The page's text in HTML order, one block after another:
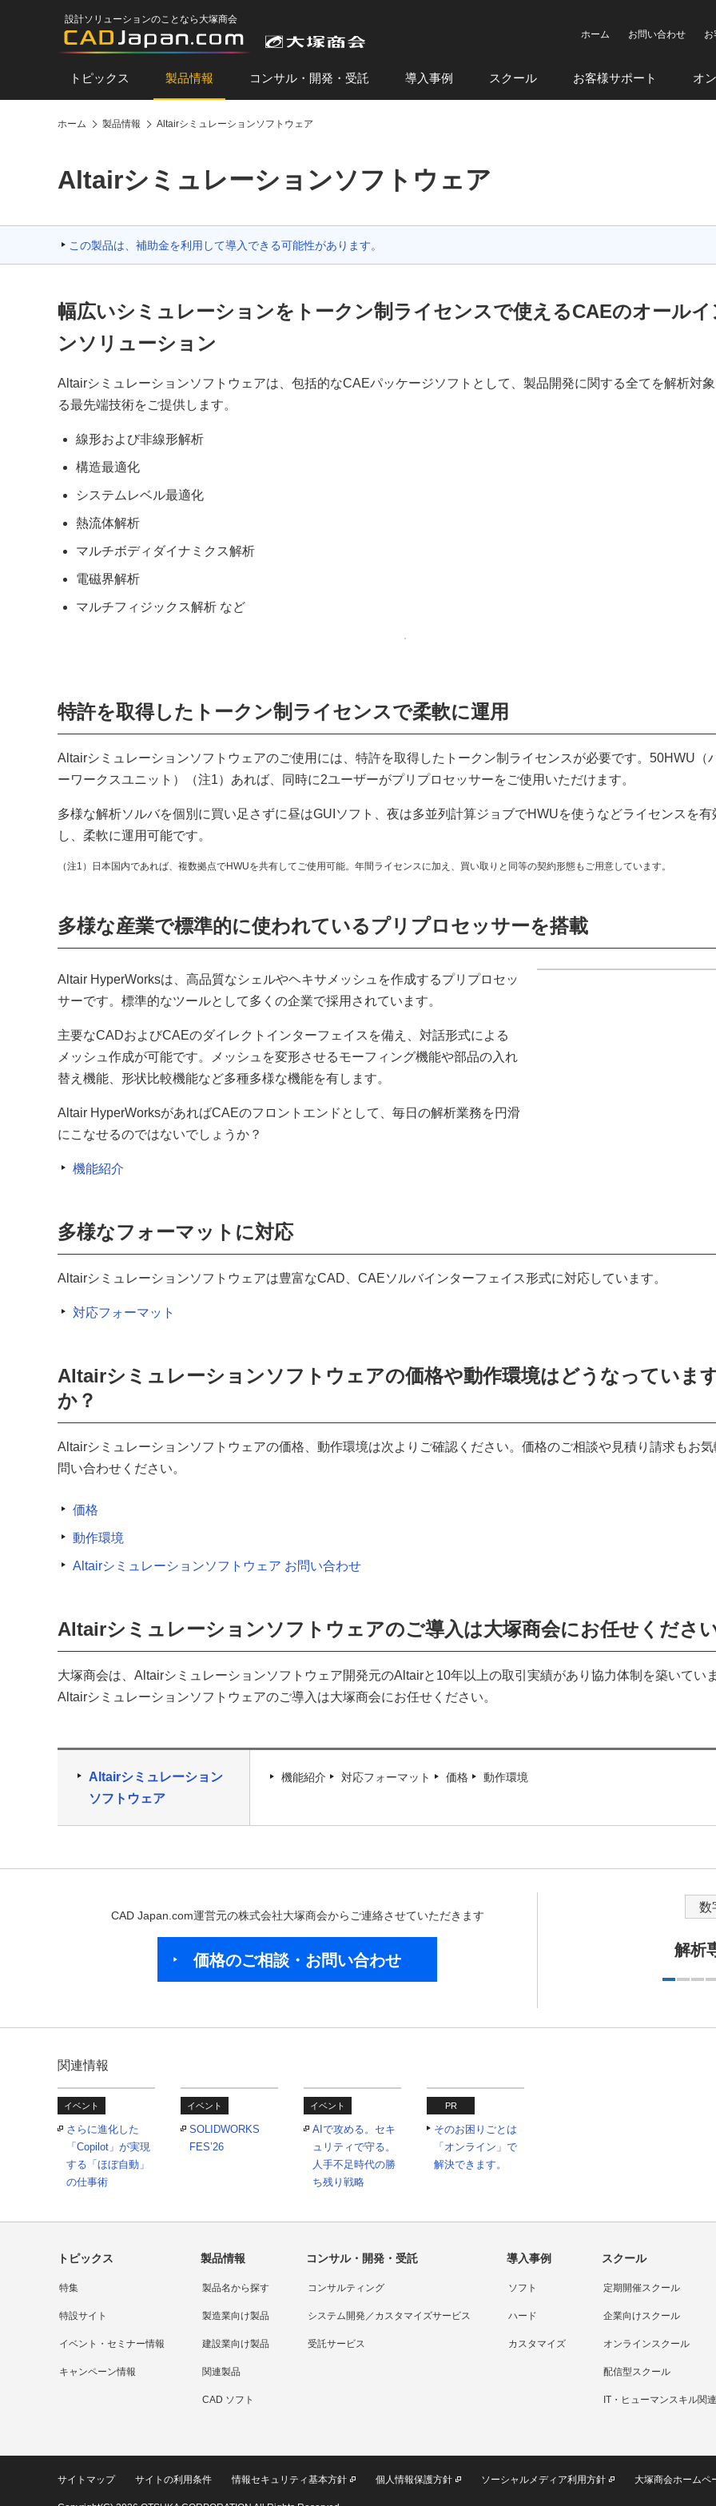
設計ソリューションのことなら大塚商会
ホーム
お問い合わせ お
トピックス 製品情報 コンサル・開発・受託 導入事例 スクール お客様サポート オ
ホーム 製品情報 Altairシミュレーションソフトウェア
Altairシミュレーションソフトウェア
この製品は、補助金を利用して導入できる可能性があります。
幅広いシミュレーションをトークン制ライセンスで使えるCAEのオールイ
ンソリューション
Altairシミュレーションソフトウェアは、包括的なCAEパッケージソフトとして、製品開発に関する全てを解析対
る最先端技術をご提供します。
線形および非線形解析
構造最適化
システムレベル最適化
熱流体解析
マルチボディダイナミクス解析
電磁界解析
マルチフィジックス解析 など
特許を取得したトークン制ライセンスで柔軟に運用
Altairシミュレーションソフトウェアのご使用には、特許を取得したトークン制ライセンスが必要です。50HWU（
ーワークスユニット）（注1）あれば、同時に2ユーザーがプリプロセッサーをご使用いただけます。
多様な解析ソルバを個別に買い足さずに昼はGUIソフト、夜は多並列計算ジョブでHWUを使うなどライセンスを有
し、柔軟に運用可能です。
（注1）日本国内であれば、複数拠点でHWUを共有してご使用可能。年間ライセンスに加え、買い取りと同等の契約形態もご用意しています。
多様な産業で標準的に使われているプリプロセッサーを搭載
Altair HyperWorksは、高品質なシェルやヘキサメッシュを作成するプリプロセッ
サーです。標準的なツールとして多くの企業で採用されています。
主要なCADおよびCAEのダイレクトインターフェイスを備え、対話形式による
メッシュ作成が可能です。メッシュを変形させるモーフィング機能や部品の入れ
替え機能、形状比較機能など多種多様な機能を有します。
Altair HyperWorksがあればCAEのフロントエンドとして、毎日の解析業務を円滑
にこなせるのではないでしょうか？
機能紹介
多様なフォーマットに対応
Altairシミュレーションソフトウェアは豊富なCAD、CAEソルバインターフェイス形式に対応しています。
対応フォーマット
Altairシミュレーションソフトウェアの価格や動作環境はどうなっていま
か？
Altairシミュレーションソフトウェアの価格、動作環境は次よりご確認ください。価格のご相談や見積り請求もお気
問い合わせください。
価格
動作環境
Altairシミュレーションソフトウェア お問い合わせ
Altairシミュレーションソフトウェアのご導入は大塚商会にお任せくださ
大塚商会は、Altairシミュレーションソフトウェア開発元のAltairと10年以上の取引実績があり協力体制を築いていま
Altairシミュレーションソフトウェアのご導入は大塚商会にお任せください。
Altairシミュレーション
ソフトウェア
機能紹介 対応フォーマット 価格 動作環境
CAD Japan.com運営元の株式会社大塚商会からご連絡させていただきます
価格のご相談・お問い合わせ
数
HPワーク
関連情報
イベント
さらに進化した
「Copilot」が実現
する「ほぼ自動」
の仕事術
イベント
SOLIDWORKS
FES’26
イベント
AIで攻める。セキ
ュリティで守る。
人手不足時代の勝
ち残り戦略
PR
そのお困りごとは
「オンライン」で
解決できます。
トピックス
特集
特設サイト
イベント・セミナー情報
キャンペーン情報
製品情報
製品名から探す
製造業向け製品
建設業向け製品
関連製品
CAD ソフト
コンサル・開発・受託
コンサルティング
システム開発／カスタマイズサービス
受託サービス
導入事例
ソフト
ハード
カスタマイズ
スクール
定期開催スクール
企業向けスクール
オンラインスクール
配信型スクール
IT・ヒューマンスキル関
サイトマップ サイトの利用条件 情報セキュリティ基本方針 個人情報保護方針 ソーシャルメディア利用方針 大塚商会ホームペ